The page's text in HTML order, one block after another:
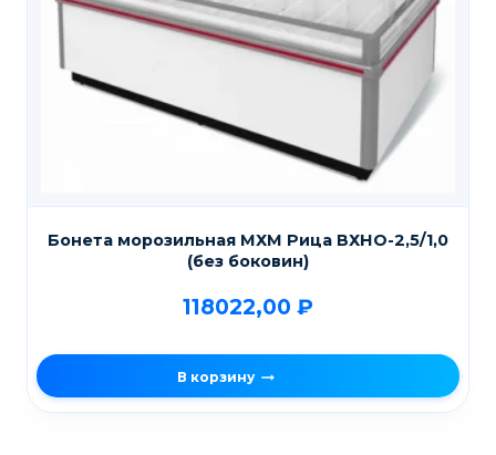
Бонета морозильная МХМ Рица ВХНО-2,5/1,0
(без боковин)
118022,00 ₽
В корзину